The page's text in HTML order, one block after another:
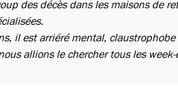
des décès dans les maisons de
il est arriéré mental,
allions le chercher tous les week-